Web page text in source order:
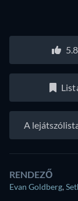
A
RENDEZŐ
Evan Goldberg,